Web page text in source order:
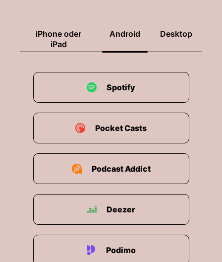
iPhone oder
iPad
Android Desktop
Spotify
Pocket Casts
Podcast Addict
Deezer
Podimo